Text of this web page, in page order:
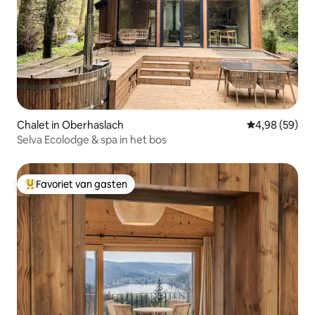
Chalet in Oberhaslach Gemiddelde
4,98 (59)
Selva Ecolodge & spa in het bos
Topfavoriet van gasten
Favoriet van gasten